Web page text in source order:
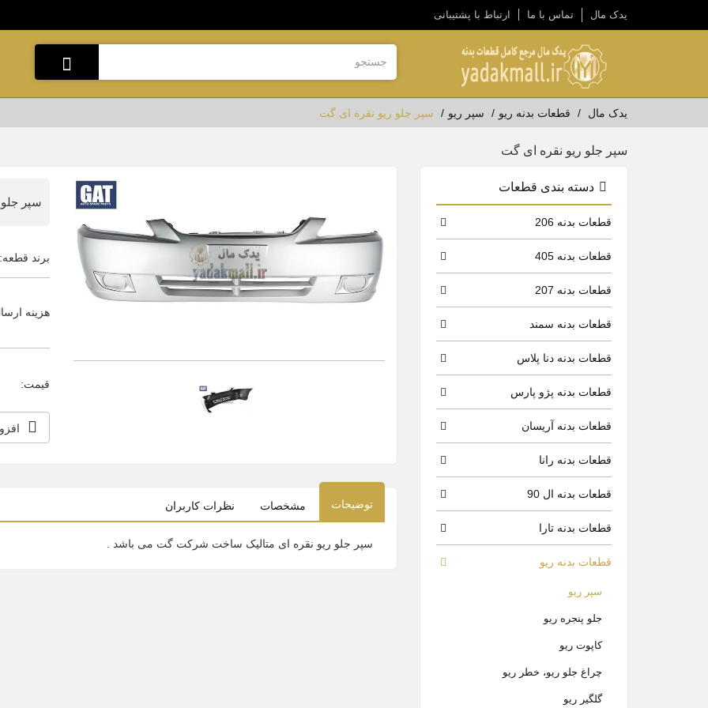
یدک مال تماس با ما ارتباط با پشتیبانی
یدک مال قطعات بدنه ریو سپر ریو سپر جلو ریو نقره ای گت
سپر جلو ریو نقره ای گت
سپر
برند
هزینه
قیمت:
توضیحات مشخصات نظرات کاربران
سپر جلو ریو نقره ای متالیک ساخت شرکت گت می باشد .
دسته بندی قطعات
قطعات بدنه 206
قطعات بدنه 405
قطعات بدنه 207
قطعات بدنه سمند
قطعات بدنه دنا پلاس
قطعات بدنه پژو پارس
قطعات بدنه آریسان
قطعات بدنه رانا
قطعات بدنه ال 90
قطعات بدنه تارا
قطعات بدنه ریو
سپر ریو
جلو پنجره ریو
کاپوت ریو
چراغ جلو ریو، خطر ریو
گلگیر ریو